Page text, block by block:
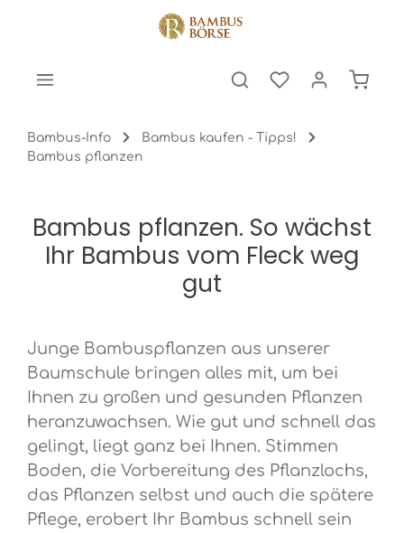
Bambus-Info
Bambus kaufen - Tipps!
Bambus pflanzen
Bambus pflanzen. So wächst
Ihr Bambus vom Fleck weg
gut
Junge Bambuspflanzen aus unserer
Baumschule bringen alles mit, um bei
Ihnen zu großen und gesunden Pflanzen
heranzuwachsen. Wie gut und schnell das
gelingt, liegt ganz bei Ihnen. Stimmen
Boden, die Vorbereitung des Pflanzlochs,
das Pflanzen selbst und auch die spätere
Pflege, erobert Ihr Bambus schnell sein